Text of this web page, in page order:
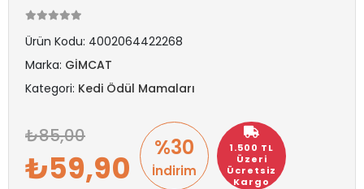
Ürün Kodu: 4002064422268
Marka: GİMCAT
Kategori: Kedi Ödül Mamaları
1.500 TL
Üzeri
Ücretsiz
Kargo
%30
İndirim
85,00
59,90